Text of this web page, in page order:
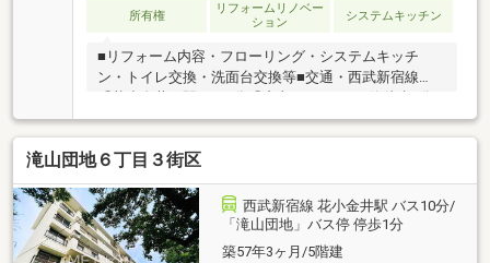
所有権
リフォームリノベー
ション
システムキッチン
■リフォーム内容・フローリング・システムキッチ
ン・トイレ交換・洗面台交換等■交通・西武新宿線
物件概要・専有面積：53.87㎡・間取り：2LDK・階
数：鉄筋コンクリート造5階建2階部分・築年月：1970
年9月■おすすめポイント・日当たり・通風良好・敷地
内に公園有ご案内・ローン相談・資料請求等お気軽に
お問合せください。
滝山団地６丁目３街区
西武新宿線 花小金井駅 バス10分/
「滝山団地」バス停 停歩1分
築57年3ヶ月/5階建